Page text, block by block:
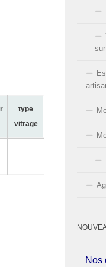
type
vitrage
Nos